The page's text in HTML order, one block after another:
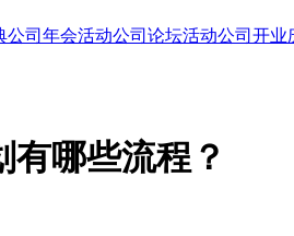
公司 年会活动公司 论坛活动公司 开业
哪些流程？